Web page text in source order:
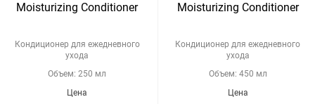
Moisturizing Conditioner
Кондиционер для ежедневного
ухода
Объем: 250 мл
Цена
Moisturizing Conditioner
Кондиционер для ежедневного
ухода
Объем: 450 мл
Цена